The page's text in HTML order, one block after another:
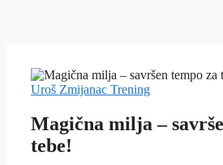
Uroš Zmijanac Trening
Magična milja –
tebe!